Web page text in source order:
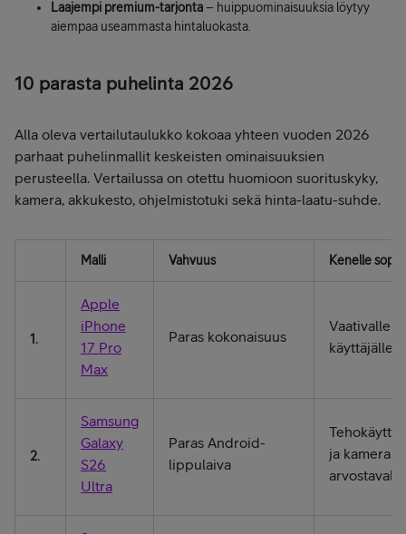
Laajempi premium-tarjonta– huippuominaisuuksia löytyy
aiempaa useammasta hintaluokasta.
10 parasta puhelinta 2026
Alla oleva vertailutaulukko kokoaa yhteen vuoden 2026
parhaat puhelinmallit keskeisten ominaisuuksien
perusteella. Vertailussa on otettu huomioon suorituskyky,
kamera, akkukesto, ohjelmistotuki sekä hinta-laatu-suhde.
Malli Vahvuus Kenelle sopii
1.
Apple
iPhone
17 Pro
Max
Paras kokonaisuus
Vaativalle
käyttäjälle
2.
Samsung
Galaxy
S26
Ultra
Paras Android-
lippulaiva
ja kameraa
arvostavalle